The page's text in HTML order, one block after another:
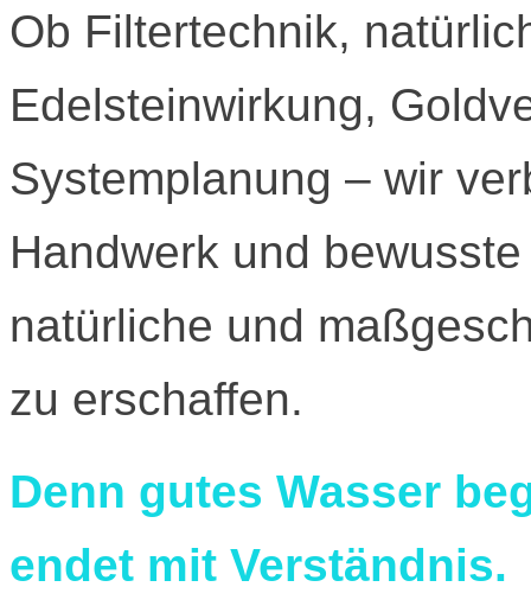
Ob Filtertechnik,
Edelsteinwirkung,
Systemplanung – wir
Handwerk und
natürliche und
zu erschaffen.
Denn gutes Wasser
endet mit Verständnis.